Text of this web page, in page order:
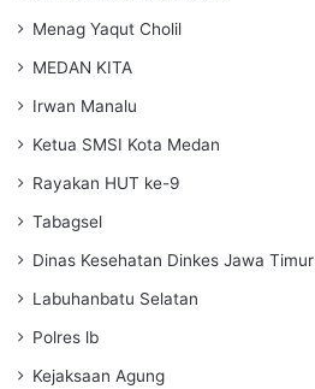
Menag Yaqut Cholil
MEDAN KITA
Irwan Manalu
Ketua SMSI Kota Medan
Rayakan HUT ke-9
Tabagsel
Dinas Kesehatan Dinkes Jawa Timur
Labuhanbatu Selatan
Polres lb
Kejaksaan Agung